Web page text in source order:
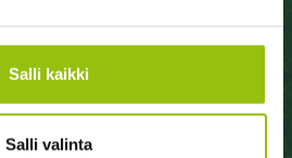
Salli kaikki
Salli valinta
ilta tulossa 6.8.2026!